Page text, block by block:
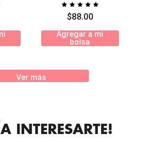
$88.00
Agregar a mi
bolsa
Ver más
INTERESARTE!